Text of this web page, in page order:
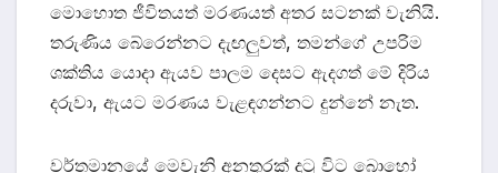
මොහොත ජීවිතයත් මරණයත් අතර සටනක් වැනියි.
තරුණිය බේරෙන්නට දැඟලුවත්, තමන්ගේ උපරිම
ශක්තිය යොදා ඇයව පාලම දෙසට ඇදගත් මේ දිරිය
දරුවා, ඇයට මරණය වැළඳගන්නට දුන්නේ නැත.
වර්තමානයේ මෙවැනි අනතුරක් දුටු විට බොහෝ